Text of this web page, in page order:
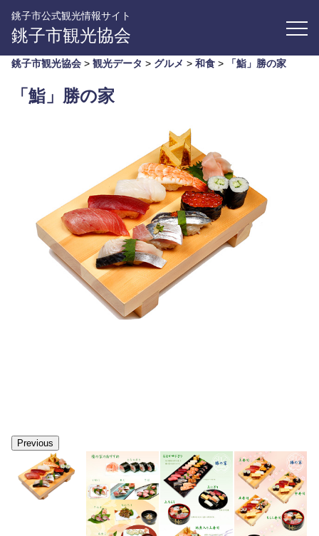
銚子市公式観光情報サイト
銚子市観光協会
銚子市観光協会 > 観光データ > グルメ > 和食 > 「鮨」勝の家
「鮨」勝の家
Previous